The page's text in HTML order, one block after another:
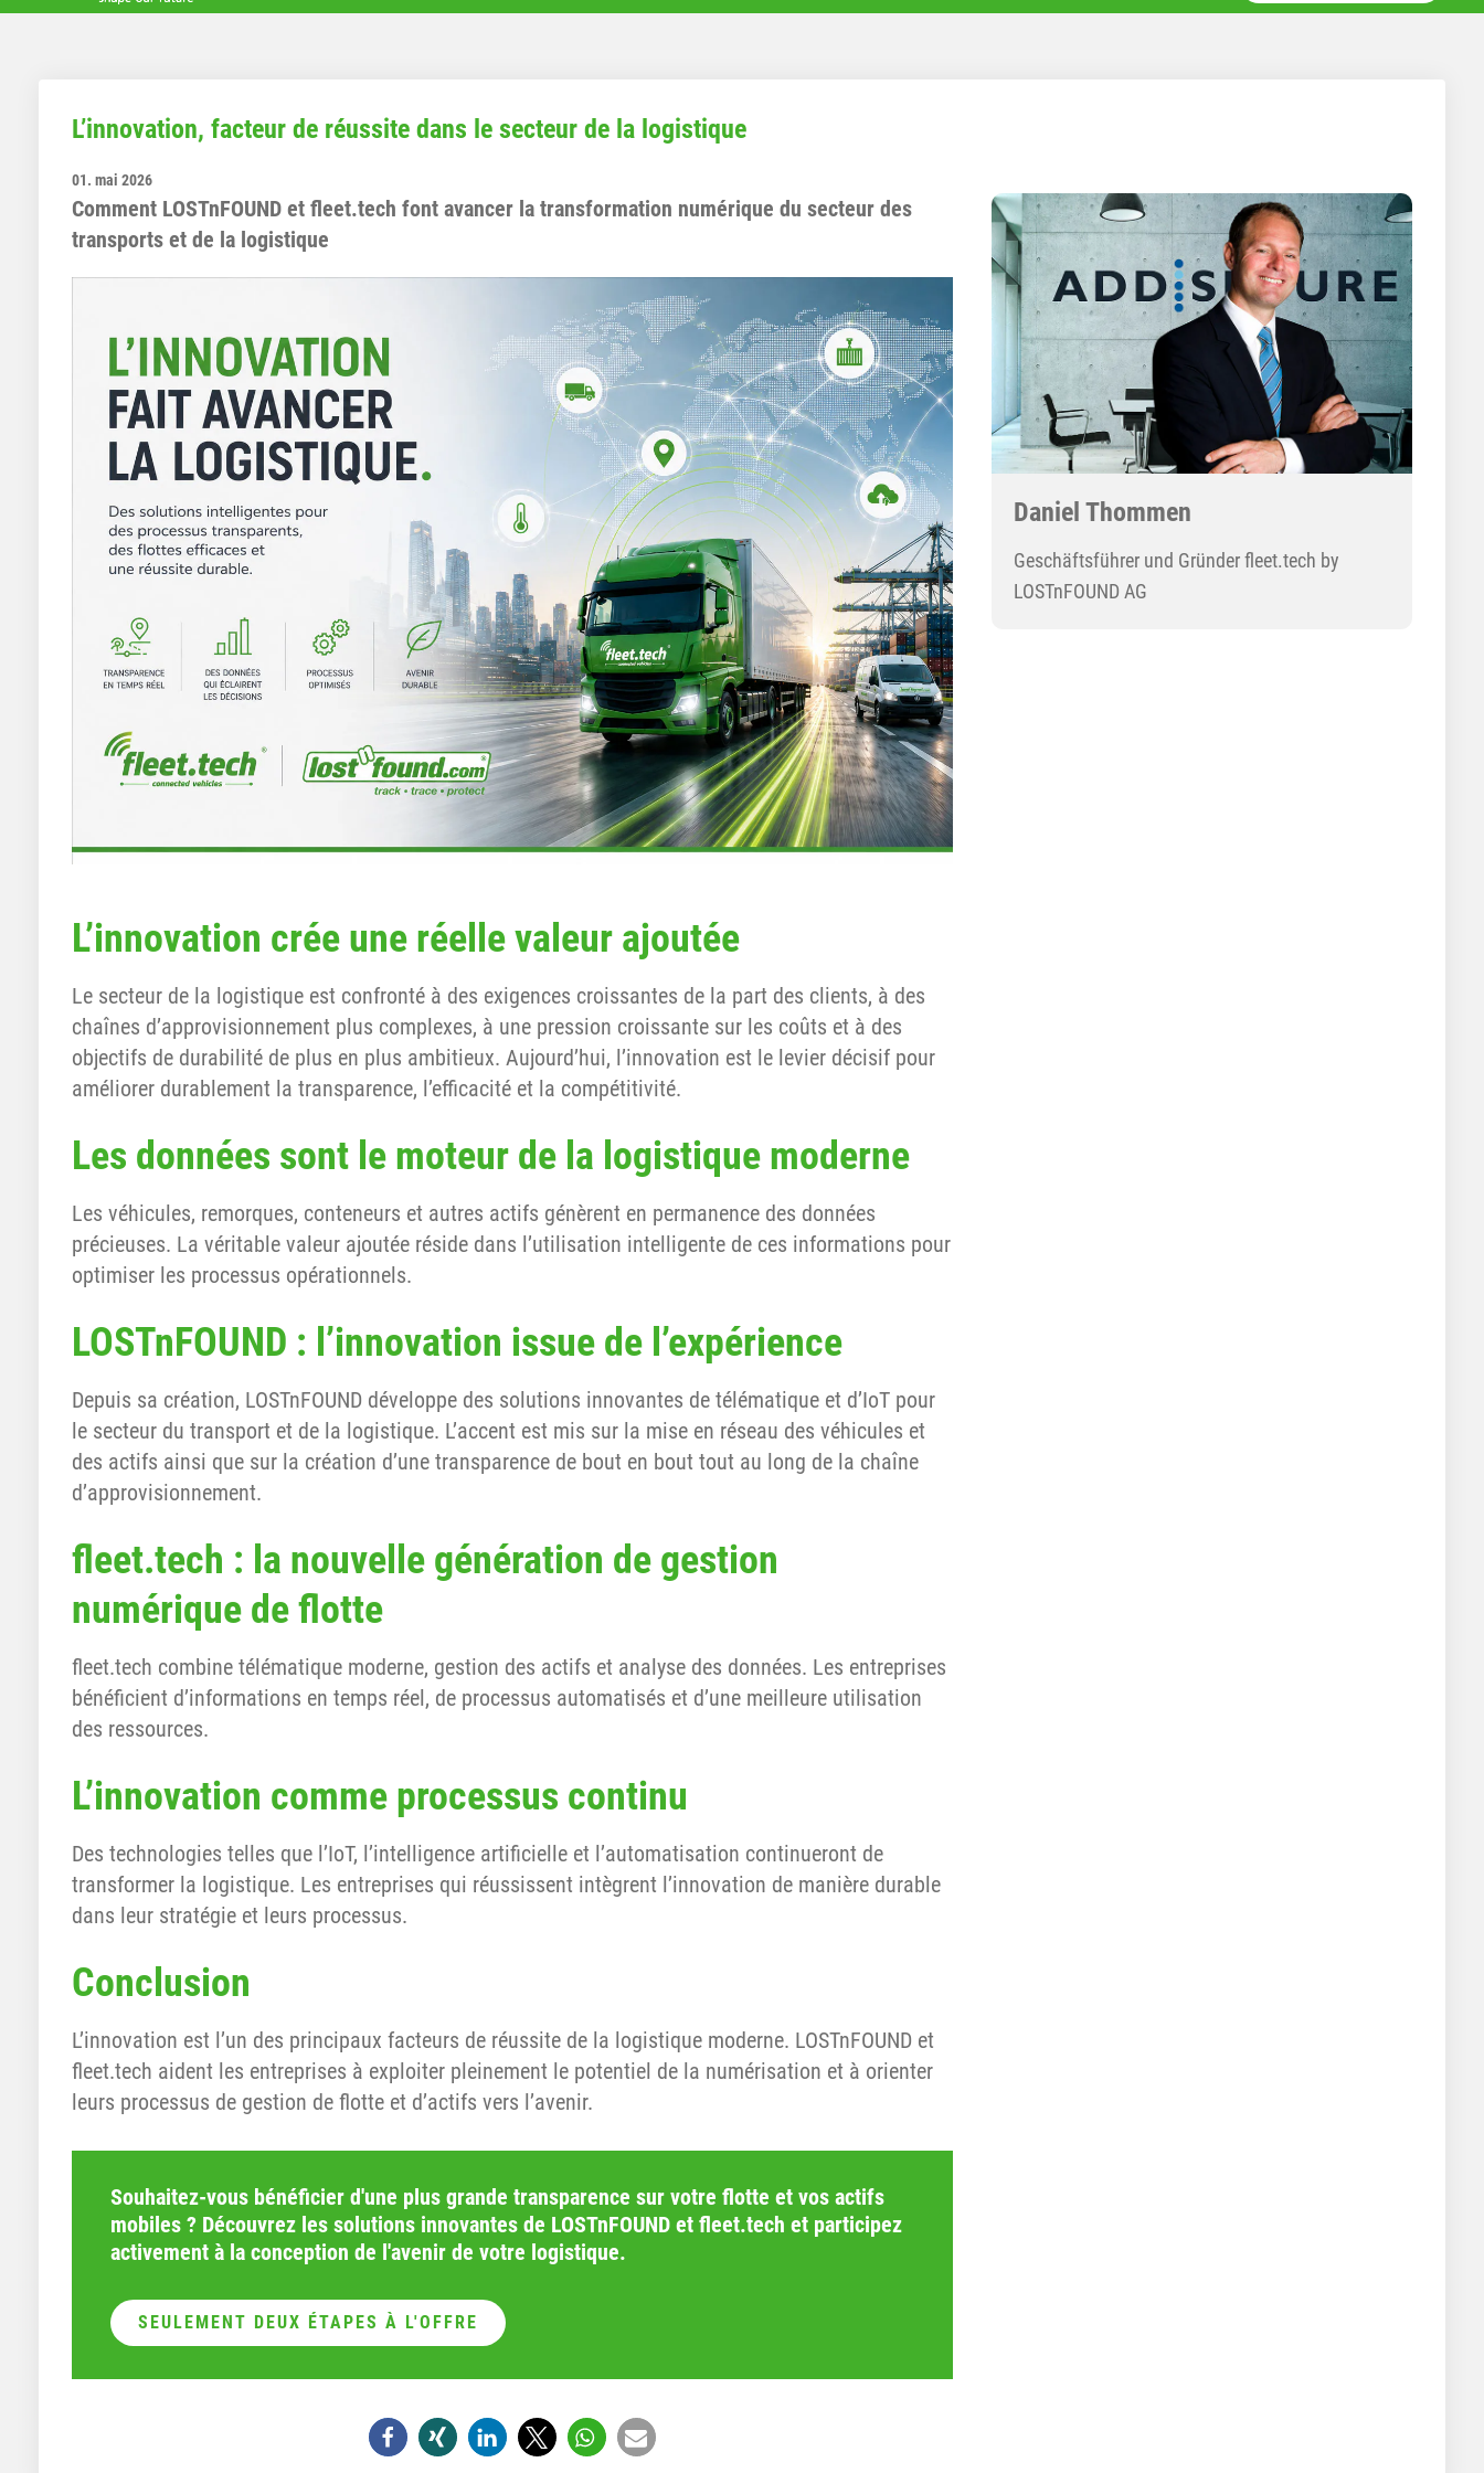
L’innovation, facteur de réussite dans le secteur de la logistique
01. mai 2026
Comment LOSTnFOUND et fleet.tech font avancer la transformation numérique du secteur des
transports et de la logistique
L’innovation crée une réelle valeur ajoutée
Le secteur de la logistique est confronté à des exigences croissantes de la part des clients, à des
chaînes d’approvisionnement plus complexes, à une pression croissante sur les coûts et à des
objectifs de durabilité de plus en plus ambitieux. Aujourd’hui, l’innovation est le levier décisif pour
améliorer durablement la transparence, l’efficacité et la compétitivité.
Les données sont le moteur de la logistique moderne
Les véhicules, remorques, conteneurs et autres actifs génèrent en permanence des données
précieuses. La véritable valeur ajoutée réside dans l’utilisation intelligente de ces informations pour
optimiser les processus opérationnels.
LOSTnFOUND : l’innovation issue de l’expérience
Depuis sa création, LOSTnFOUND développe des solutions innovantes de télématique et d’IoT pour
le secteur du transport et de la logistique. L’accent est mis sur la mise en réseau des véhicules et
des actifs ainsi que sur la création d’une transparence de bout en bout tout au long de la chaîne
d’approvisionnement.
fleet.tech : la nouvelle génération de gestion
numérique de flotte
fleet.tech combine télématique moderne, gestion des actifs et analyse des données. Les entreprises
bénéficient d’informations en temps réel, de processus automatisés et d’une meilleure utilisation
des ressources.
L’innovation comme processus continu
Des technologies telles que l’IoT, l’intelligence artificielle et l’automatisation continueront de
transformer la logistique. Les entreprises qui réussissent intègrent l’innovation de manière durable
dans leur stratégie et leurs processus.
Conclusion
L’innovation est l’un des principaux facteurs de réussite de la logistique moderne. LOSTnFOUND et
fleet.tech aident les entreprises à exploiter pleinement le potentiel de la numérisation et à orienter
leurs processus de gestion de flotte et d’actifs vers l’avenir.
Souhaitez-vous bénéficier d'une plus grande transparence sur votre flotte et vos actifs
mobiles ? Découvrez les solutions innovantes de LOSTnFOUND et fleet.tech et participez
activement à la conception de l'avenir de votre logistique.
SEULEMENT DEUX ÉTAPES À L'OFFRE
Daniel Thommen
Geschäftsführer und Gründer fleet.tech by
LOSTnFOUND AG